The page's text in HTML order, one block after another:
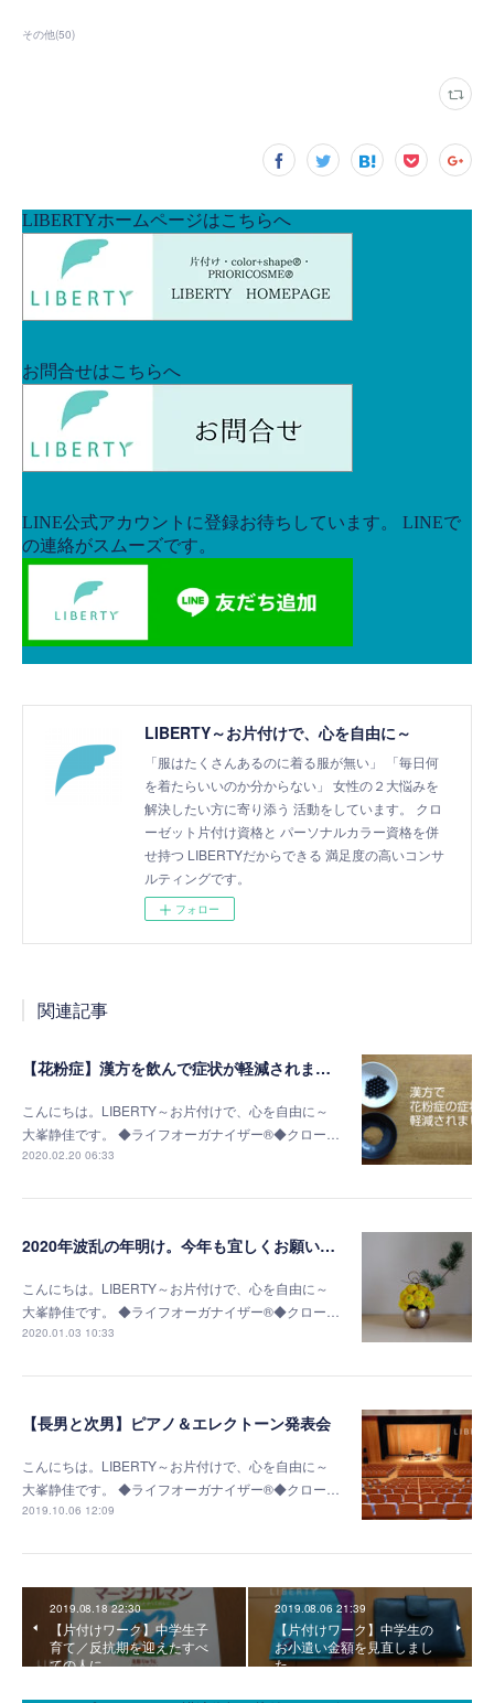
その他(50)
LIBERTY～お片付けで、心を自由に～
「服はたくさんあるのに着る服が無い」 「毎日何
を着たらいいのか分からない」 女性の２大悩みを
解決したい方に寄り添う 活動をしています。 クロ
ーゼット片付け資格と パーソナルカラー資格を併
せ持つ LIBERTYだからできる 満足度の高いコンサ
ルティングです。
フォロー
関連記事
【花粉症】漢方を飲んで症状が軽減されました
こんにちは。LIBERTY～お片付けで、心を自由に～
大峯静佳です。 ◆ライフオーガナイザー®◆クロー…
2020.02.20 06:33
2020年波乱の年明け。今年も宜しくお願いします。
こんにちは。LIBERTY～お片付けで、心を自由に～
大峯静佳です。 ◆ライフオーガナイザー®◆クロー…
2020.01.03 10:33
【長男と次男】ピアノ＆エレクトーン発表会
こんにちは。LIBERTY～お片付けで、心を自由に～
大峯静佳です。 ◆ライフオーガナイザー®◆クロー…
2019.10.06 12:09
2019.08.18 22:30
【片付けワーク】中学生子
育て／反抗期を迎えたすべ
ての人に
2019.08.06 21:39
【片付けワーク】中学生の
お小遣い金額を見直しまし
た